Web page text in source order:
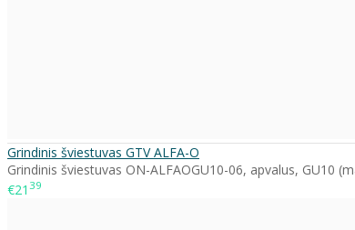
Grindinis šviestuvas GTV ALFA-O
Grindinis šviestuvas ON-ALFAOGU10-06, apvalus, GU10
€21 39